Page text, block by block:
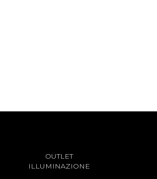
OUTLET
ILLUMINAZIONE